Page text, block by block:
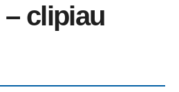
clipiau